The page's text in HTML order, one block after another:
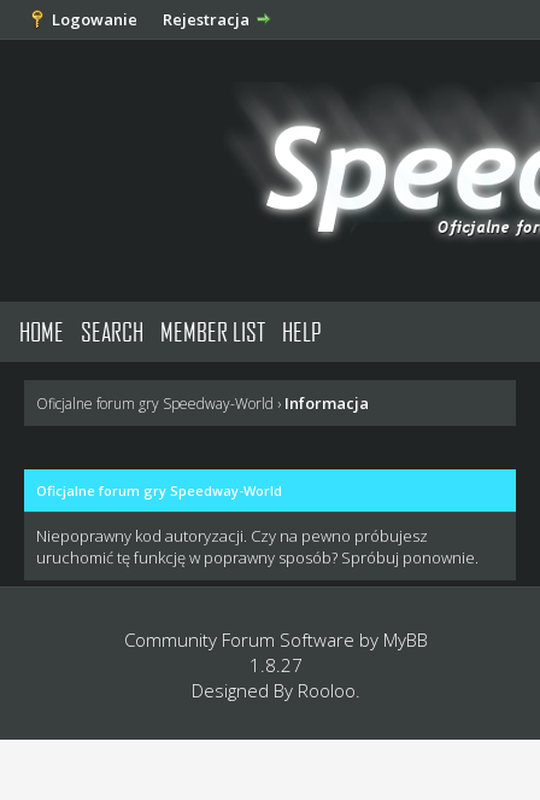
Logowanie Rejestracja
HOME SEARCH MEMBER LIST HELP
Oficjalne forum gry Speedway-World › Informacja
Oficjalne forum gry Speedway-World
Niepoprawny kod autoryzacji. Czy na pewno próbujesz
uruchomić tę funkcję w poprawny sposób? Spróbuj ponownie.
Community Forum Software by MyBB
1.8.27
Designed By Rooloo.